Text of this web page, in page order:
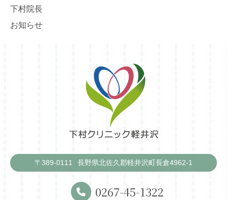
下村院長
お知らせ
〒389-0111 長野県北佐久郡軽井沢町長倉4962-1
0267-45-1322